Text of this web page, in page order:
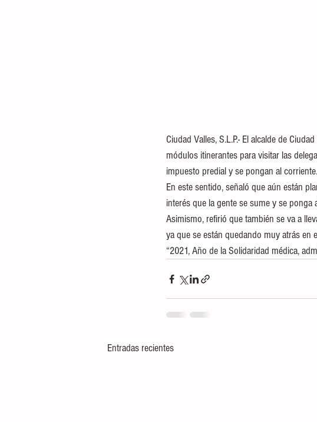
Ciudad Valles, S.L.P.- El alcalde de
módulos itinerantes para visitar las
impuesto predial y se pongan al corriente.
En este sentido, señaló que aún están
interés que la gente se sume y se
Asimismo, refirió que también se va a
ya que se están quedando muy atrás en
“2021, Año de la Solidaridad médica,
Entradas recientes